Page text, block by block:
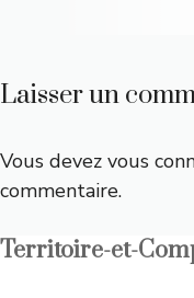
Laisser un
Vous devez vous
commentaire.
Territoire-et-